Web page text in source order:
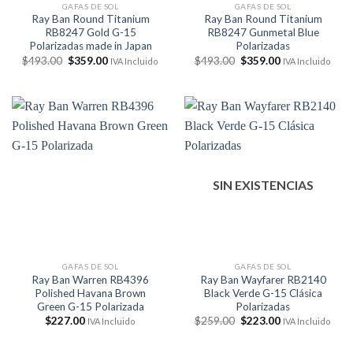
GAFAS DE SOL
Ray Ban Round Titanium
RB8247 Gold G-15
Polarizadas made in Japan
$493.00 El
$493.00.
$359.00El
$359.00.
IVA Incluido
GAFAS DE SOL
Ray Ban Round Titanium
RB8247 Gunmetal Blue
Polarizadas
$493.00 El
$493.00.
$359.00El
$359.00.
IVA Incluido
GAFAS DE SOL
Ray Ban Warren RB4396
Polished Havana Brown
Green G-15 Polarizada
$227.00 IVA Incluido
SIN EXISTENCIAS
GAFAS DE SOL
Ray Ban Wayfarer RB2140
Black Verde G-15 Clásica
Polarizadas
$259.00 El
$223.00ElIVA Incluido